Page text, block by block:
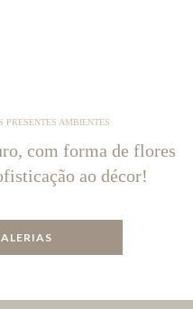
PRESENTES AMBIENTES
com forma de flores
ao décor!